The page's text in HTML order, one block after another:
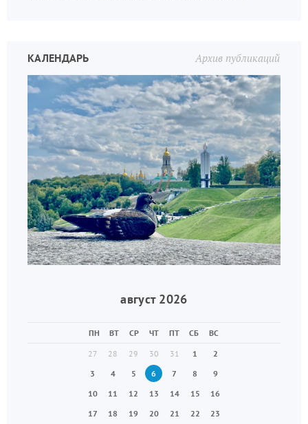
Архив публикаций
КАЛЕНДАРЬ
август 2026
ПН ВТ СР ЧТ ПТ СБ
ВС
27
28 29 30 31 1
2
3
4 5 6 7 8
9
10
11 12 13 14 15
16
17
18 19 20 21 22
23